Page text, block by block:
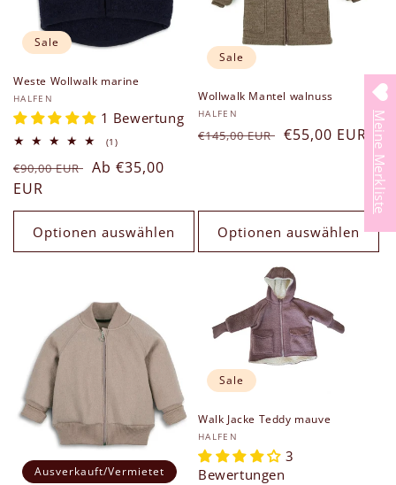
Sale
Weste Wollwalk marine
Anbieter:
HALFEN
1 Bewertung
(1)1
insgesamt
Normaler
Preis
€90,00 EUR Verkaufspreis
Ab €35,00
EUR
Optionen auswählen
Sale
Wollwalk Mantel walnuss
Anbieter:
HALFEN
Normaler
€145,00 EUR Verkaufspreis
€55,00 EUR
Optionen auswählen
Ausverkauft/Vermietet
Sale
Walk Jacke Teddy mauve
Anbieter:
HALFEN
3
Bewertungen
Meine Merkliste